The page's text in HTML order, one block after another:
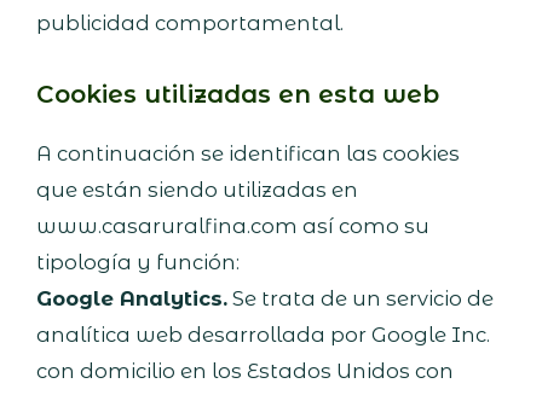
publicidad comportamental.
Cookies utilizadas en esta web
A continuación se identifican las cookies
que están siendo utilizadas en
www.casaruralfina.com así como su
tipología y función:
Google Analytics. Se trata de un servicio de
analítica web desarrollada por Google Inc.
con domicilio en los Estados Unidos con